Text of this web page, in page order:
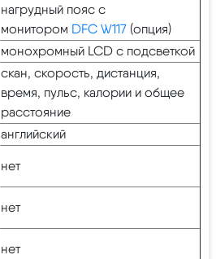
нагрудный пояс с
монитором DFC W117 (опция)
монохромный LCD с подсветкой
скан, cкорость, дистанция,
время, пульс, калории и общее
расстояние
английский
нет
нет
нет